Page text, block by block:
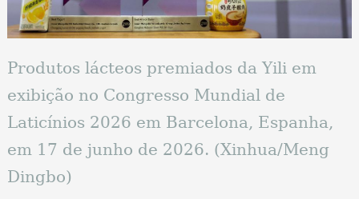
Produtos lácteos premiados da Yili em
exibição no Congresso Mundial de
Laticínios 2026 em Barcelona, Espanha,
em 17 de junho de 2026. (Xinhua/Meng
Dingbo)